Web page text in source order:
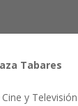
Tabares
y